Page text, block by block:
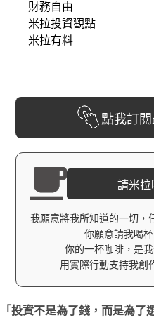
財務自由
米拉投資觀點
米拉有料
點我訂
請米
我願意將我所知道的一切，
你願意請我喝
你的一杯咖啡，是
用實際行動支持我創
「投資不是為了錢，而是為了